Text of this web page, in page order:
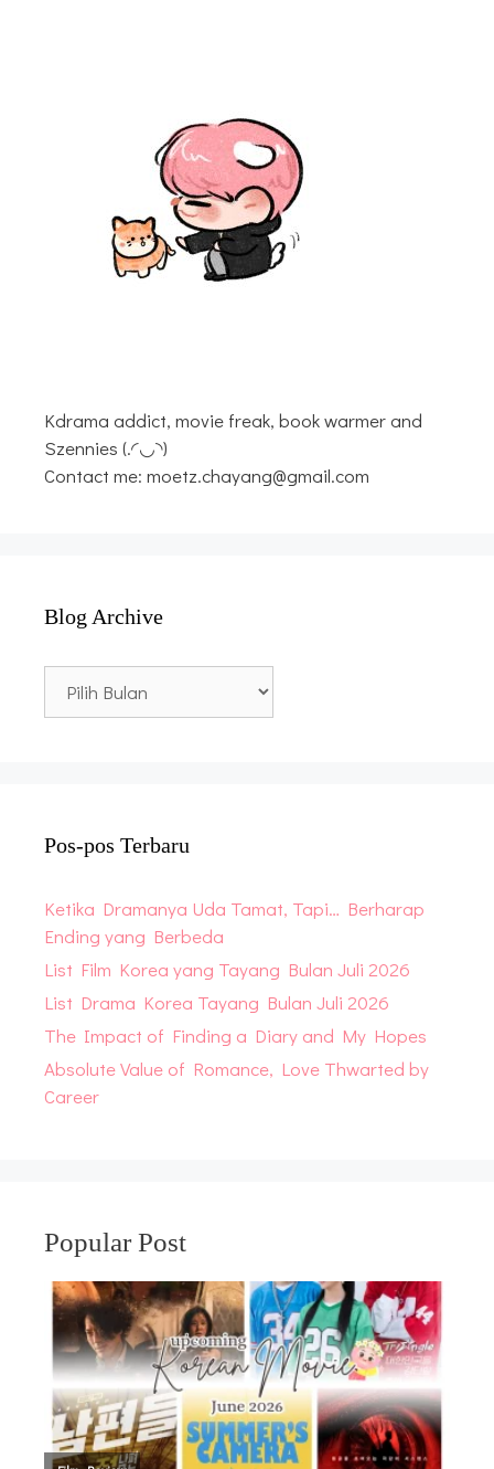
Kdrama addict, movie freak, book warmer and
Szennies (.◜◡◝)
Contact me: moetz.chayang@gmail.com
Blog Archive
Archive
Pos-pos Terbaru
Ketika Dramanya Uda Tamat, Tapi… Berharap
Ending yang Berbeda
List Film Korea yang Tayang Bulan Juli 2026
List Drama Korea Tayang Bulan Juli 2026
The Impact of Finding a Diary and My Hopes
Absolute Value of Romance, Love Thwarted by
Career
Popular Post